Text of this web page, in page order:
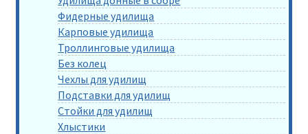
Фидерные удилища
Карповые удилища
Троллинговые удилища
Без колец
Чехлы для удилищ
Подставки для удилищ
Стойки для удилищ
Хлыстики